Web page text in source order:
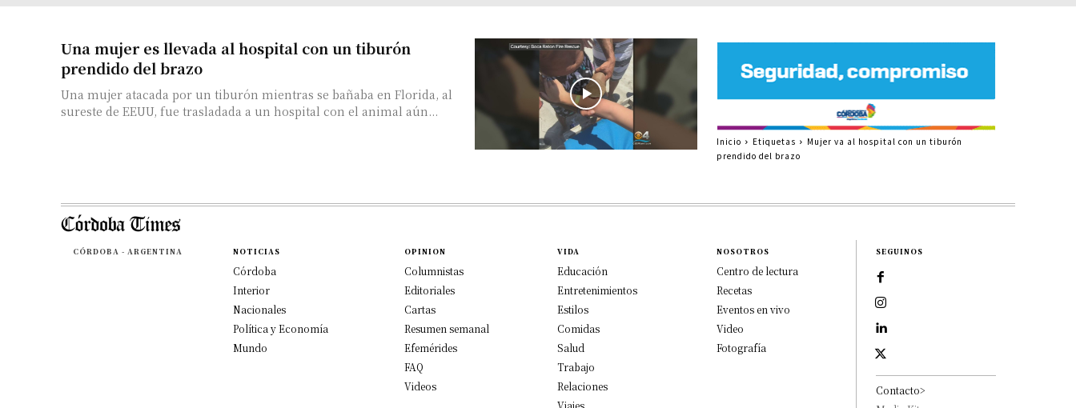
Una mujer es llevada al hospital con un tiburón
prendido del brazo
Una mujer atacada por un tiburón mientras se bañaba en Florida, al
sureste de EEUU, fue trasladada a un hospital con el animal aún...
Inicio Etiquetas
Mujer va al hospital con un tiburón
prendido del brazo
CÓRDOBA - ARGENTINA NOTICIAS
Córdoba
Interior
Nacionales
Política y Economía
Mundo
OPINION
Columnistas
Editoriales
Cartas
Resumen semanal
Efemérides
FAQ
Videos
VIDA
Educación
Entretenimientos
Estilos
Comidas
Salud
Trabajo
Relaciones
Viajes
NOSOTROS
Centro de lectura
Recetas
Eventos en vivo
Video
Fotografía
SEGUINOS
Contacto>